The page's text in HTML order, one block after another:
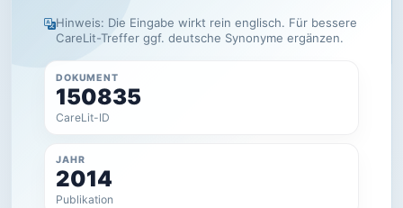
Hinweis: Die Eingabe wirkt rein englisch. Für bessere
CareLit-Treffer ggf. deutsche Synonyme ergänzen.
DOKUMENT
150835
CareLit-ID
JAHR
2014
Publikation